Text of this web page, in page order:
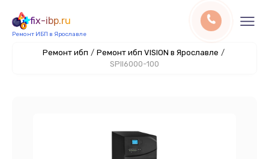
fix-ibp.ru
Ремонт ИБП в Ярославле
Ремонт ибп / Ремонт ибп VISION в Ярославле /
SPII6000-100